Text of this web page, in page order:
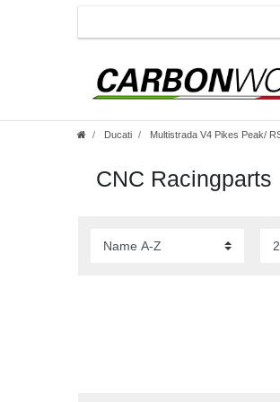
Ducati Multistrada V4 Pikes Peak/
CNC Racingparts